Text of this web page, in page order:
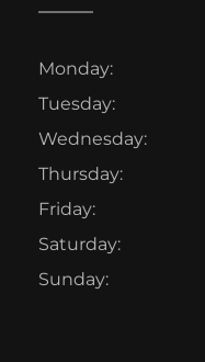
Monday:
Tuesday:
Wednesday:
Thursday:
Friday:
Saturday:
Sunday: